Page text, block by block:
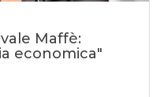
Maffè:
economica"